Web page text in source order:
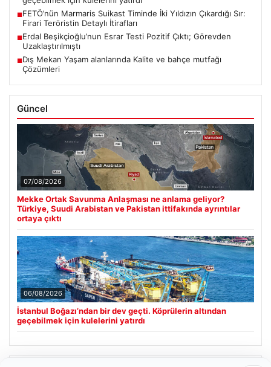
■FETÖ’nün Marmaris Suikast Timinde İki Yıldızın Çıkardığı Sır:
Firari Teröristin Detaylı İtirafları
■Erdal Beşikçioğlu’nun Esrar Testi Pozitif Çıktı; Görevden
Uzaklaştırılmıştı
■Dış Mekan Yaşam alanlarında Kalite ve bahçe mutfağı
Çözümleri
Güncel
07/08/2026
Mekke Ortak Savunma Anlaşması ne anlama geliyor?
Türkiye, Suudi Arabistan ve Pakistan ittifakında ayrıntılar
ortaya çıktı
06/08/2026
İstanbul Boğazı’ndan bir dev geçti. Köprülerin altından
geçebilmek için kulelerini yatırdı